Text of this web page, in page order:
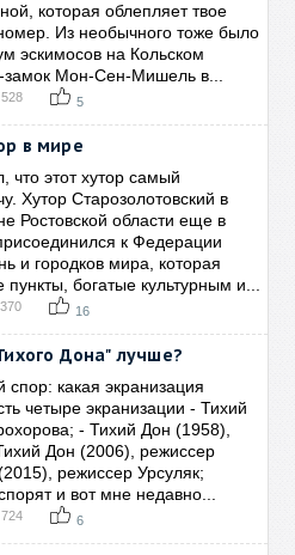
которая облепляет твое
Из необычного тоже было
эскимосов на Кольском
замок Мон-Сен-Мишель в...
5
в мире
что этот хутор самый
Хутор Старозолотовский в
Ростовской области еще в
к Федерации
и городков мира, которая
богатые культурным и...
16
Дона" лучше?
спор: какая экранизация
четыре экранизации - Тихий
- Тихий Дон (1958),
Дон (2006), режиссер
режиссер Урсуляк;
и вот мне недавно...
6